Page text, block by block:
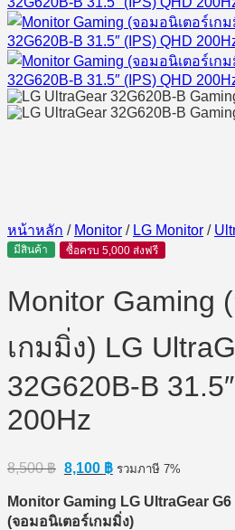
หน้าหลัก / Monitor / LG Monitor /
มีสินค้า ซื้อครบ 5,000 ส่งฟรี
Monitor Gaming
เกมมิ่ง) LG
32G620B-B
200Hz
8,500฿ Original
price
was:
8,500 ฿.
8,100 ฿Current
price
is:
8,100 ฿.
รวมภาษี 7%
Monitor Gaming LG UltraGear
(จอมอนิเตอร์เกมมิ่ง)